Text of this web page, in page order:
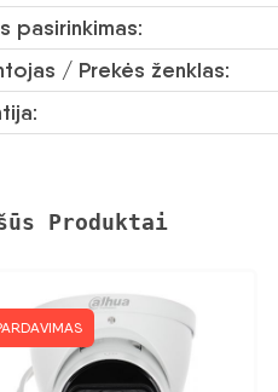
pasirinkimas:
/ Prekės ženklas:
Produktai